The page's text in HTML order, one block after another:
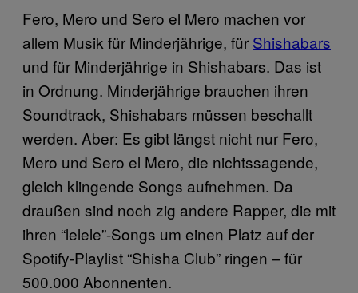
Fero, Mero und Sero el Mero machen vor
allem Musik für Minderjährige, für Shishabars
und für Minderjährige in Shishabars. Das ist
in Ordnung. Minderjährige brauchen ihren
Soundtrack, Shishabars müssen beschallt
werden. Aber: Es gibt längst nicht nur Fero,
Mero und Sero el Mero, die nichtssagende,
gleich klingende Songs aufnehmen. Da
draußen sind noch zig andere Rapper, die mit
ihren “lelele”-Songs um einen Platz auf der
Spotify-Playlist “Shisha Club” ringen – für
500.000 Abonnenten.